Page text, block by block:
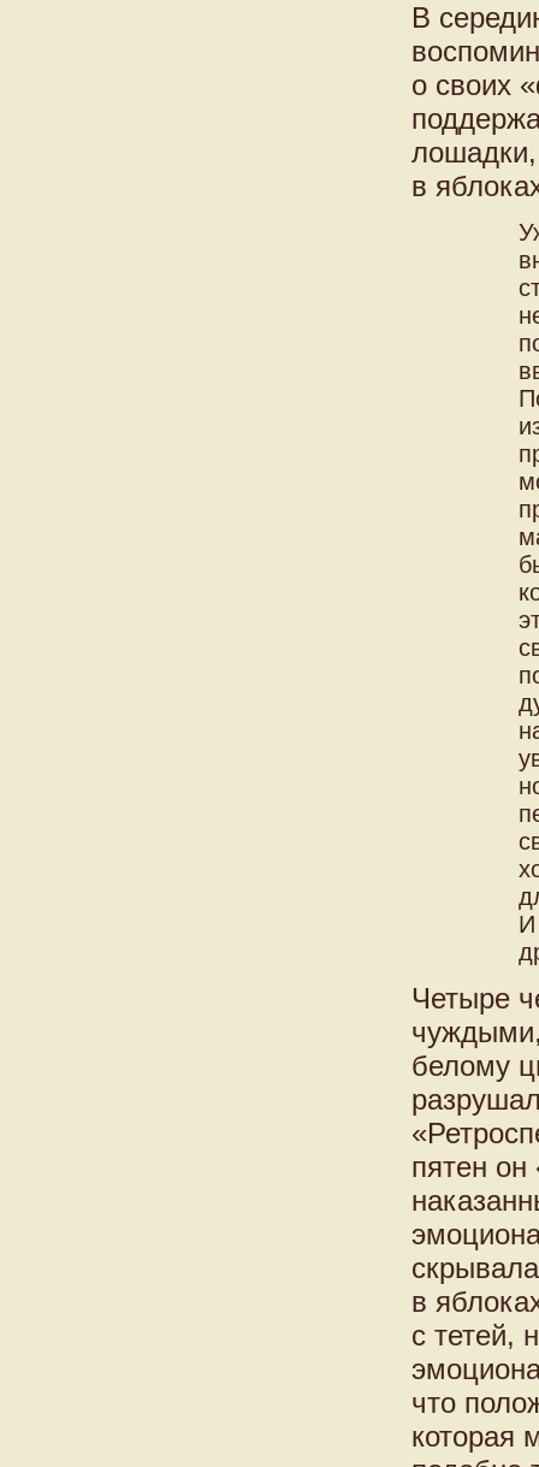
В
о своих
лошадки,
в
И
Четыре
чуждыми,
белому
пятен он
в
с тетей,
что
которая